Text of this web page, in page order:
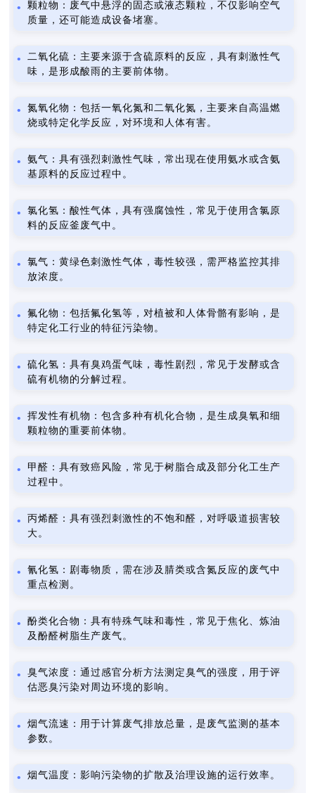
颗粒物：废气中悬浮的固态或液态颗粒，不仅影响空气
质量，还可能造成设备堵塞。
二氧化硫：主要来源于含硫原料的反应，具有刺激性气
味，是形成酸雨的主要前体物。
氮氧化物：包括一氧化氮和二氧化氮，主要来自高温燃
烧或特定化学反应，对环境和人体有害。
氨气：具有强烈刺激性气味，常出现在使用氨水或含氨
基原料的反应过程中。
氯化氢：酸性气体，具有强腐蚀性，常见于使用含氯原
料的反应釜废气中。
氯气：黄绿色刺激性气体，毒性较强，需严格监控其排
放浓度。
氟化物：包括氟化氢等，对植被和人体骨骼有影响，是
特定化工行业的特征污染物。
硫化氢：具有臭鸡蛋气味，毒性剧烈，常见于发酵或含
硫有机物的分解过程。
挥发性有机物：包含多种有机化合物，是生成臭氧和细
颗粒物的重要前体物。
甲醛：具有致癌风险，常见于树脂合成及部分化工生产
过程中。
丙烯醛：具有强烈刺激性的不饱和醛，对呼吸道损害较
大。
氰化氢：剧毒物质，需在涉及腈类或含氮反应的废气中
重点检测。
酚类化合物：具有特殊气味和毒性，常见于焦化、炼油
及酚醛树脂生产废气。
臭气浓度：通过感官分析方法测定臭气的强度，用于评
估恶臭污染对周边环境的影响。
烟气流速：用于计算废气排放总量，是废气监测的基本
参数。
烟气温度：影响污染物的扩散及治理设施的运行效率。